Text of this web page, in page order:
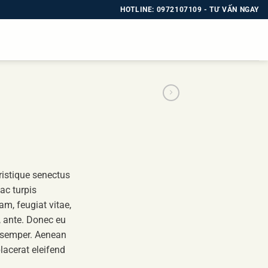
HOTLINE: 0972107109 - TƯ VẤN NGAY
senectus
turpis
feugiat vitae,
Donec eu
Aenean
eleifend